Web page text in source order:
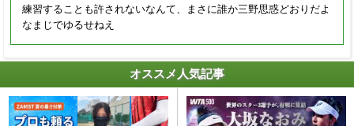
練習することも許されないなんて、まさに誰か三野思惑どおりだよ
なまじでゆるせねえ
オススメ人気記事